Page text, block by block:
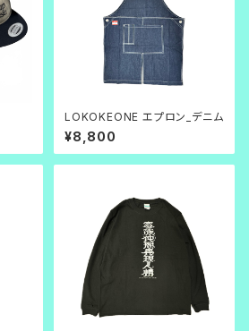
LOKOKEONE エプロン_デニム
¥8,800